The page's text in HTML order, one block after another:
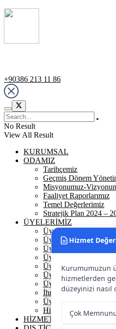
+90386 213 11 86
Hizmet
Kurumumuzun
hizmetlerden
düzeyinizi
Çok
No Result
View All Result
KURUMSAL
ODAMIZ
Tarihçemiz
Geçmiş Dönem
Misyonumuz-
Faaliyet Raporlarımız
Temel Değerlerimiz
Stratejik Plan 2024 –
ÜYELERİMİZ
Üyelerimiz
Üyelik
Üyelik Ön Başvuru
Üyelik Avantajlarımız
Üye Danışmanına Sor
Üye Sorumluluklarımız
Üye Bilgi Güncelleme
İhracat Danışmanına
Üye Başarı Hikayeleri
Hizmet Standartları
HİZMETLERİMİZ